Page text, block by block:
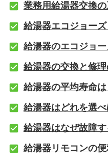
業務用給湯器交換
給湯器エコジョー
給湯器のエコジョ
給湯器の交換と修
給湯器の平均寿命
給湯器はどれを選べ
給湯器はなぜ故障
給湯器リモコンの